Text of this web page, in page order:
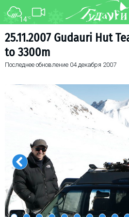
14°C
25.11.2007 Gudauri Hut
to 3300m
Последнее обновление 04 декабря 2007
ФОРУМ
О курорте
Схема трасс
Ски-пасс
Инструкторы
Прокат
Ски-сервис
Дети в Гудаури
Развлечения
Календарь событий
Телеграм-
Гудаури